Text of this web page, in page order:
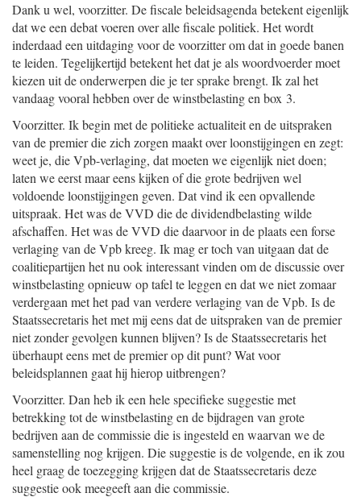
Dank u wel, voorzitter. De fiscale beleidsagenda betekent eigenlijk
dat we een debat voeren over alle fiscale politiek. Het wordt
inderdaad een uitdaging voor de voorzitter om dat in goede banen
te leiden. Tegelijkertijd betekent het dat je als woordvoerder moet
kiezen uit de onderwerpen die je ter sprake brengt. Ik zal het
vandaag vooral hebben over de winstbelasting en box 3.
Voorzitter. Ik begin met de politieke actualiteit en de uitspraken
van de premier die zich zorgen maakt over loonstijgingen en zegt:
weet je, die Vpb-verlaging, dat moeten we eigenlijk niet doen;
laten we eerst maar eens kijken of die grote bedrijven wel
voldoende loonstijgingen geven. Dat vind ik een opvallende
uitspraak. Het was de VVD die de dividendbelasting wilde
afschaffen. Het was de VVD die daarvoor in de plaats een forse
verlaging van de Vpb kreeg. Ik mag er toch van uitgaan dat de
coalitiepartijen het nu ook interessant vinden om de discussie over
winstbelasting opnieuw op tafel te leggen en dat we niet zomaar
verdergaan met het pad van verdere verlaging van de Vpb. Is de
Staatssecretaris het met mij eens dat de uitspraken van de premier
niet zonder gevolgen kunnen blijven? Is de Staatssecretaris het
überhaupt eens met de premier op dit punt? Wat voor
beleidsplannen gaat hij hierop uitbrengen?
Voorzitter. Dan heb ik een hele specifieke suggestie met
betrekking tot de winstbelasting en de bijdragen van grote
bedrijven aan de commissie die is ingesteld en waarvan we de
samenstelling nog krijgen. Die suggestie is de volgende, en ik zou
heel graag de toezegging krijgen dat de Staatssecretaris deze
suggestie ook meegeeft aan die commissie.